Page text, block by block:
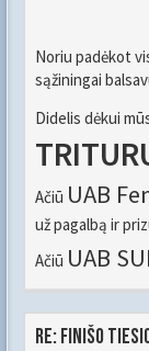
Noriu padėkot
sąžiningai
Didelis dėkui
Ačiū UAB
už pagalbą ir
Ačiū UAB
Re: FINIŠO